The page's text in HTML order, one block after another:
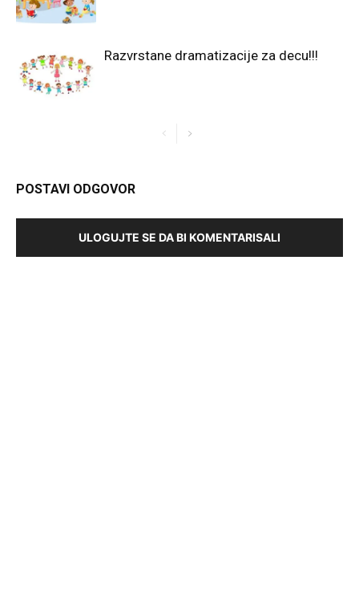
Razvrstane dramatizacije za decu!!!
POSTAVI ODGOVOR
ULOGUJTE SE DA BI KOMENTARISALI